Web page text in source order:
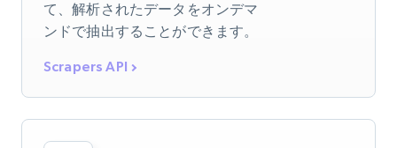
て、解析されたデータをオンデマ
ンドで抽出することができます。
Scrapers API